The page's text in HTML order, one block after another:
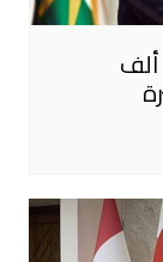
ألف